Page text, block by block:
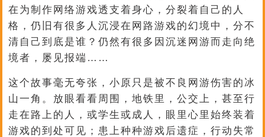
在为制作网络游戏透支着身心，分裂着自己的人
格，仍旧有很多人沉浸在网路游戏的幻境中，分不
清自己到底是谁？仍然有很多因沉迷网游而走向绝
境者，屡见报端……
这个故事毫无夸张，小原只是被不良网游伤害的冰
山一角。放眼看看周围，地铁里，公交上，甚至行
走在路上的人，或学生或成人，眼里心里始终装着
游戏的到处可见；患上种种游戏后遗症，行动失常